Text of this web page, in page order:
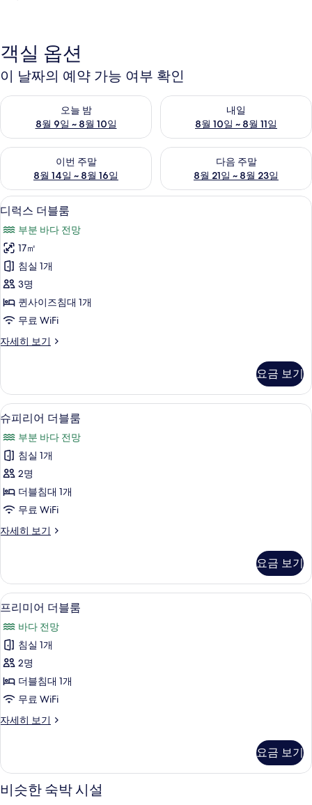
객실 옵션
이 날짜의 예약 가능 여부 확인
오늘 밤
8월 9일 ~ 8월 10일
오늘 밤 예약 가능 여부 확인, 8월 9일 ~ 8월 10일
내일
8월 10일 ~ 8월 11일
내일 예약 가능 여부 확인, 8월
이번 주말
8월 14일 ~ 8월 16일
이번 주말 예약 가능 여부 확인, 8월 14일 ~ 8월 16일
다음 주말
8월 21일 ~ 8월 23일
다음 주말 예약 가능 여부 확인
디
럭
스
더
블
룸
사
모
보
기
디럭스 더블룸 | 책상, 무료 WiFi, 침대
7
디럭스 더블룸
부분 바다 전망
17㎡
침실 1개
3명
퀸사이즈침대 1개
무료 WiFi
자세히 보기
디
블
룸
자
세
히
보
기
요금 보기
슈
피
리
어
더
블
사
모
두
보
기
5
슈피리어 더블룸
부분 바다 전망
침실 1개
2명
더블침대 1개
무료 WiFi
자세히 보기
슈
더
블
룸
세
히
보
기
요금 보기
프
미
어
더
블
사
모
두
보
프리미어 더블룸 | 책상, 무료 WiFi, 침
7
프리미어 더블룸
바다 전망
침실 1개
2명
더블침대 1개
무료 WiFi
자세히 보기
프
더
블
룸
요금 보기
비슷한 숙박 시설